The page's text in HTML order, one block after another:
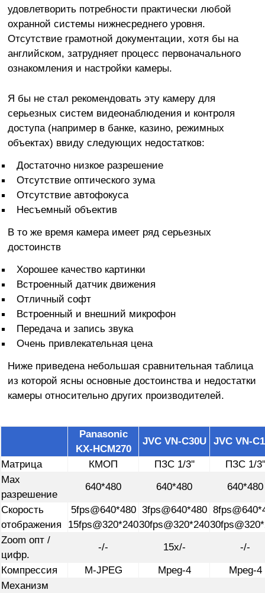
удовлетворить потребности практически любой
охранной системы нижнесреднего уровня.
Отсутствие грамотной документации, хотя бы на
английском, затрудняет процесс первоначального
ознакомления и настройки камеры.
Я бы не стал рекомендовать эту камеру для
серьезных систем видеонаблюдения и контроля
доступа (например в банке, казино, режимных
объектах) ввиду следующих недостатков:
Достаточно низкое разрешение
Отсутствие оптического зума
Отсутствие автофокуса
Несъемный объектив
В то же время камера имеет ряд серьезных
достоинств
Хорошее качество картинки
Встроенный датчик движения
Отличный софт
Встроенный и внешний микрофон
Передача и запись звука
Очень привлекательная цена
Ниже приведена небольшая сравнительная таблица
из которой ясны основные достоинства и недостатки
камеры относительно других производителей.
Panasonic
KX-HCM270
JVC VN-C30U
JVC VN-
Матрица
КМОП ПЗС 1/3''
ПЗС 1/3''
Max
разрешение
640*480 640*480
640*480
Скорость
отображения
5fps@640*480
15fps@320*240
3fps@640*480
30fps@320*240
Zoom опт /
цифр.
-/- 15x/-
-/-
Компрессия
M-JPEG Mpeg-4
Mpeg-4
Механизм